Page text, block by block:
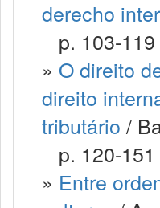
derecho
p. 103-119
» O direito
direito
tributário /
p. 120-151
» Entre